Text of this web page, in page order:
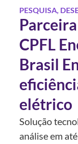
PESQUISA,
CPFL
Brasil
elétrico
Solução
análise em